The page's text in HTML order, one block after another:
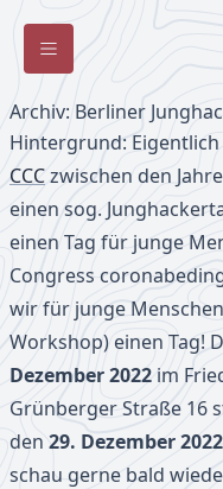
Toggle Sidebar
Archiv: Berliner
Hintergrund:
CCCzwischen den
einen sog.
einen Tag für junge
Congress
wir für junge
Workshop) einen Tag!
Dezember 2022 im
Grünberger Straße 16
den 29. Dezember 2022
schau gerne bald